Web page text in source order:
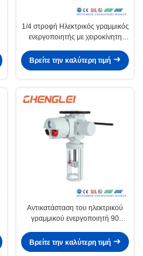
1/4 στροφή Ηλεκτρικός γραμμικός
ενεργοποιητής με χειροκίνητη
ταχύτητα για βιομηχανικό
αυτοματισμό
Βρείτε την καλύτερη τιμή
Αντικατάσταση του ηλεκτρικού
γραμμικού ενεργοποιητή 90
παραγωγική ικανότητα 30000/
έτος για κλειδαριές θυρών
Βρείτε την καλύτερη τιμή